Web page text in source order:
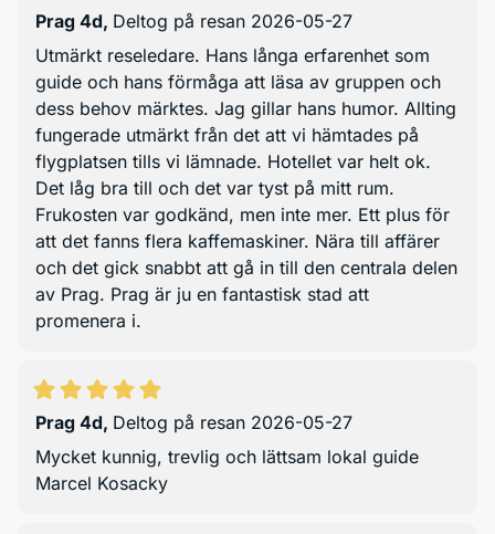
Prag 4d, Deltog på resan 2026-05-27
Utmärkt reseledare. Hans långa erfarenhet som
guide och hans förmåga att läsa av gruppen och
dess behov märktes. Jag gillar hans humor. Allting
fungerade utmärkt från det att vi hämtades på
flygplatsen tills vi lämnade. Hotellet var helt ok.
Det låg bra till och det var tyst på mitt rum.
Frukosten var godkänd, men inte mer. Ett plus för
att det fanns flera kaffemaskiner. Nära till affärer
och det gick snabbt att gå in till den centrala delen
av Prag. Prag är ju en fantastisk stad att
promenera i.
Prag 4d, Deltog på resan 2026-05-27
Mycket kunnig, trevlig och lättsam lokal guide
Marcel Kosacky